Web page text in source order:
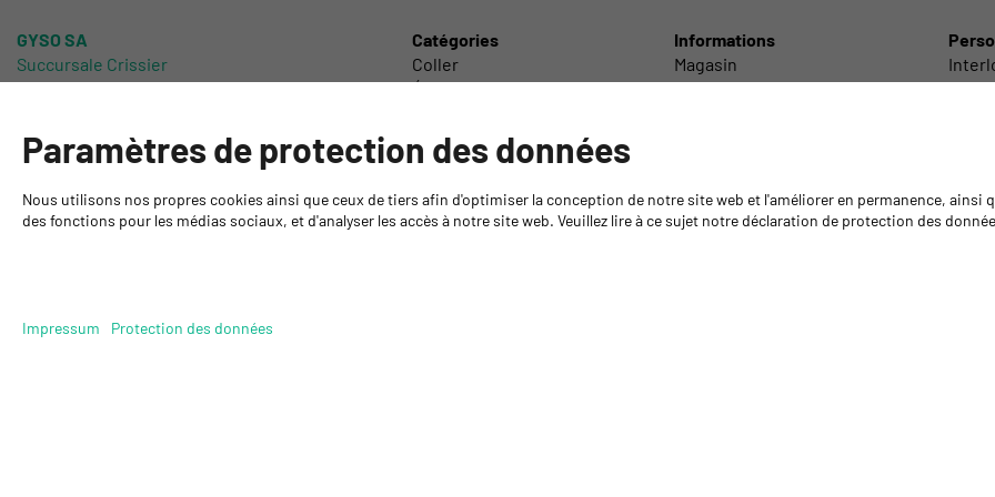
Catégories
Coller
Étancher
Poncer
Laquer et Polir
Outillage / Accessoires
Informations
Magasin
Centre de découpe
Médiathèque
Retour de marchandises
GYSO SA
Succursale Crissier
Chemin de Closalet 20
+41 21 637 70 90
crissier@gyso.ch
Paramètres de protection des données
Nous utilisons nos propres cookies ainsi que ceux de tiers afin d'optimiser la conception de notre site web et l'améliorer en permanence, ainsi
des fonctions pour les médias sociaux, et d'analyser les accès à notre site web. Veuillez lire à ce sujet notre déclaration de protection des
Impressum Protection des données